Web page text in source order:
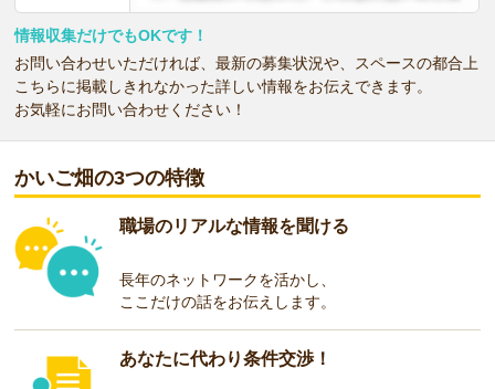
情報収集だけでもOKです！
お問い合わせいただければ、最新の募集状況や、スペースの都合上
こちらに掲載しきれなかった詳しい情報をお伝えできます。
お気軽にお問い合わせください！
かいご畑の3つの特徴
職場のリアルな情報を聞ける
長年のネットワークを活かし、
ここだけの話をお伝えします。
あなたに代わり条件交渉！